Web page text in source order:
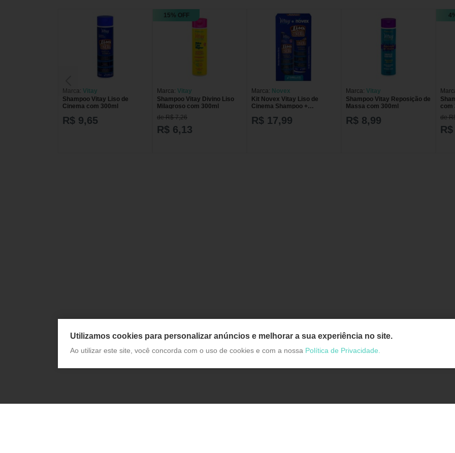
Marca: Vitay
Shampoo Vitay Liso de
Cinema com 300ml
R$ 9,65
15% OFF
Marca: Vitay
Shampoo Vitay Divino Liso
Milagroso com 300ml
de R$ 7,26
R$ 6,13
Marca: Novex
Kit Novex Vitay Liso de
Cinema Shampoo +
com 300ml cada
R$ 17,99
Marca: Vitay
Shampoo Vitay Reposição de
Massa com 300ml
R$ 8,99
com
de
Utilizamos cookies para personalizar anúncios e melhorar a sua experiência no site.
Ao utilizar este site, você concorda com o uso de cookies e com a nossa Política de Privacidade.